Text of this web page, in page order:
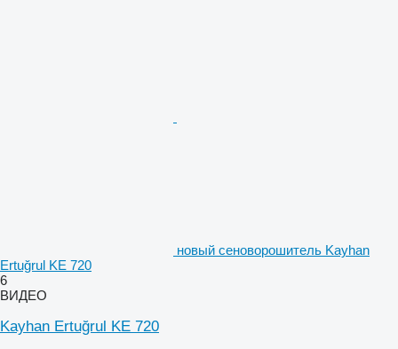
новый сеноворошитель Kayhan
Ertuğrul KE 720
6
ВИДЕО
Kayhan Ertuğrul KE 720